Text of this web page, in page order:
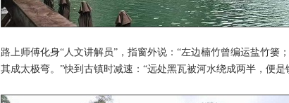
路上师傅化身“人文讲解员”，指窗外说：“左边楠竹曾编运盐竹篓
其成太极弯。”快到古镇时减速：“远处黑瓦被河水绕成两半，便